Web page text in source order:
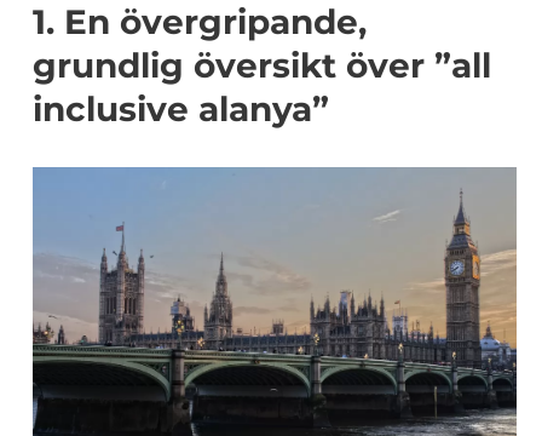
1. En övergripande,
grundlig översikt över ”all
inclusive alanya”